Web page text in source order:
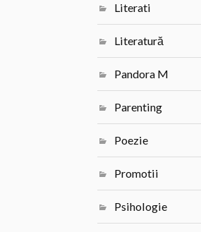
Literati
Literatură
Pandora M
Parenting
Poezie
Promotii
Psihologie